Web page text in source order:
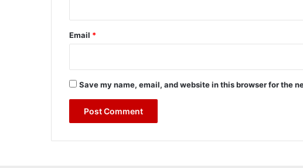
Email *
Save my name, email, and website in this browser for the